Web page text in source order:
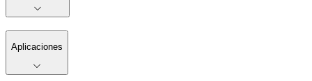
Aplicaciones